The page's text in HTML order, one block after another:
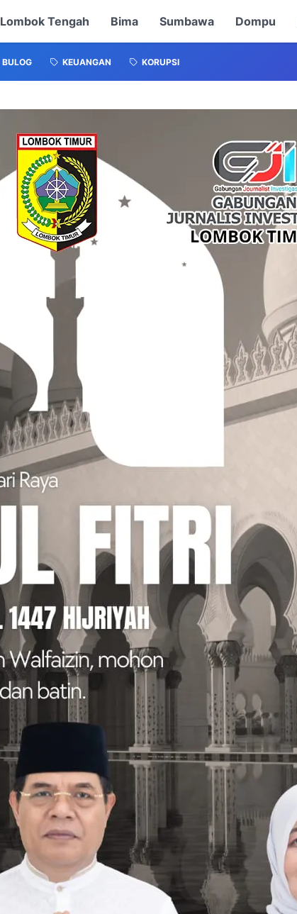
Lombok Tengah Bima Sumbawa Dompu
BULOG KEUANGAN KORUPSI